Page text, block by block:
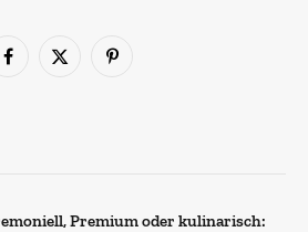
Facebook
X
Pinterest
Premium oder kulinarisch: